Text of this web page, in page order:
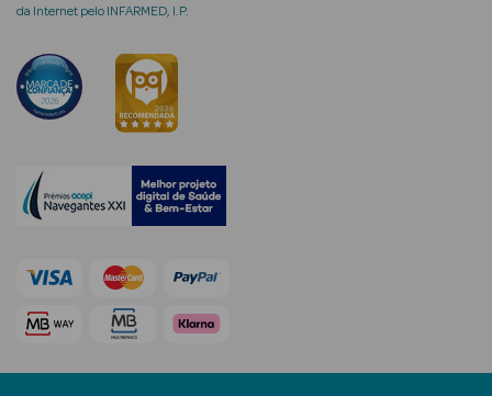
Coffrets
Coffrets de
Mulher
Homem
da Internet pelo INFARMED, I.P.